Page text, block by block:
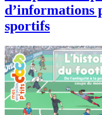
d’informations
sportifs